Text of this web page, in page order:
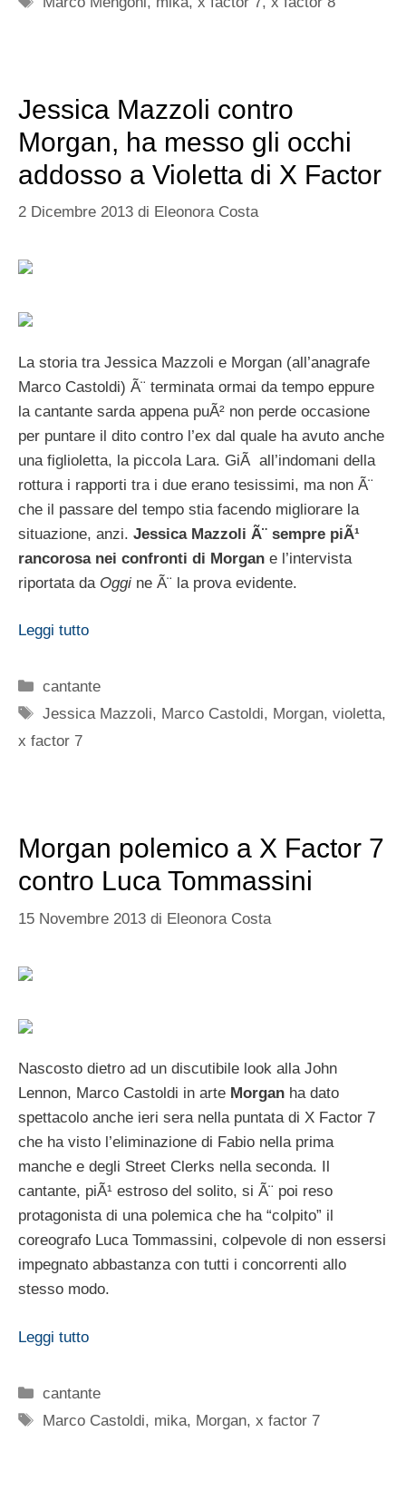
Jessica Mazzoli contro
Morgan, ha messo gli occhi
addosso a Violetta di X Factor
2 Dicembre 2013 di Eleonora Costa
La storia tra Jessica Mazzoli e Morgan (all’anagrafe
Marco Castoldi) Ã¨ terminata ormai da tempo eppure
la cantante sarda appena puÃ² non perde occasione
per puntare il dito contro l’ex dal quale ha avuto anche
una figlioletta, la piccola Lara. GiÃ all’indomani della
rottura i rapporti tra i due erano tesissimi, ma non Ã¨
che il passare del tempo stia facendo migliorare la
situazione, anzi. Jessica Mazzoli Ã¨ sempre piÃ¹
rancorosa nei confronti di Morgan e l’intervista
riportata da Oggi ne Ã¨ la prova evidente.
Leggi tutto
Categorie
cantante
Tag
Jessica Mazzoli, Marco Castoldi, Morgan,violetta,
x factor 7
Morgan polemico a X Factor 7
contro Luca Tommassini
15 Novembre 2013 di Eleonora Costa
Nascosto dietro ad un discutibile look alla John
Lennon, Marco Castoldi in arte Morgan ha dato
spettacolo anche ieri sera nella puntata di X Factor 7
che ha visto l’eliminazione di Fabio nella prima
manche e degli Street Clerks nella seconda. Il
cantante, piÃ¹ estroso del solito, si Ã¨ poi reso
protagonista di una polemica che ha “colpito” il
coreografo Luca Tommassini, colpevole di non essersi
impegnato abbastanza con tutti i concorrenti allo
stesso modo.
Leggi tutto
Categorie
cantante
Tag
Marco Castoldi, mika, Morgan,x factor 7